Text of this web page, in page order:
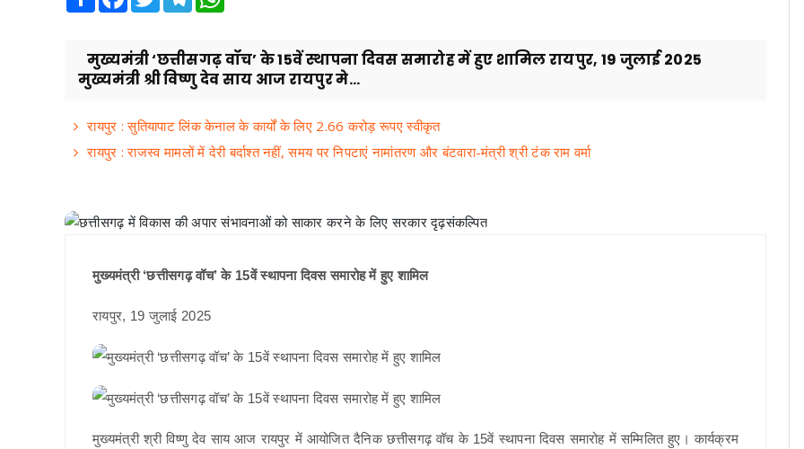
मुख्यमंत्री ‘छत्तीसगढ़ वॉच’ के 15वें स्थापना दिवस समारोह में हुए शामिल रायपुर, 19 जुलाई 2025
मुख्यमंत्री श्री विष्णु देव साय आज रायपुर मे...
रायपुर : सुतियापाट लिंक केनाल के कार्यों के लिए 2.66 करोड़ रूपए स्वीकृत
रायपुर : राजस्व मामलों में देरी बर्दाश्त नहीं, समय पर निपटाएं नामांतरण और बंटवारा-मंत्री श्री टंक राम वर्मा
मुख्यमंत्री ‘छत्तीसगढ़ वॉच’ के 15वें स्थापना दिवस समारोह में हुए शामिल
रायपुर, 19 जुलाई 2025
मुख्यमंत्री श्री विष्णु देव साय आज रायपुर में आयोजित दैनिक छत्तीसगढ़ वॉच के 15वें स्थापना दिवस समारोह में सम्मिलित हुए। कार्यक्रम